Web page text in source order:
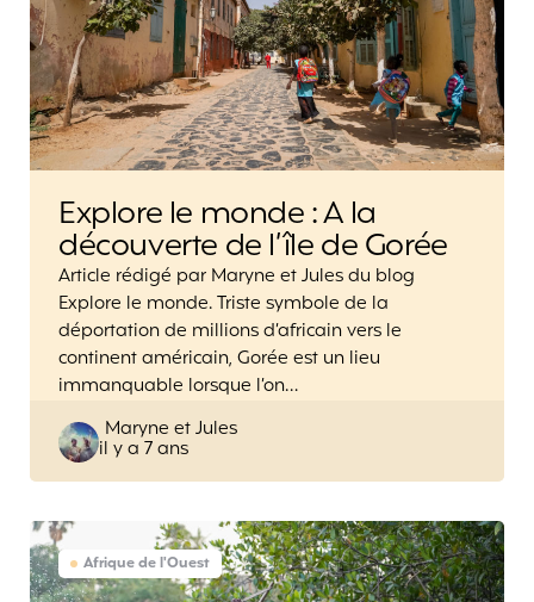
Explore le monde : A la
découverte de l’île de Gorée
Article rédigé par Maryne et Jules du blog
Explore le monde. Triste symbole de la
déportation de millions d’africain vers le
continent américain, Gorée est un lieu
immanquable lorsque l’on…
Posted
by
Maryne et Jules
il y a 7 ans
Afrique de l'Ouest